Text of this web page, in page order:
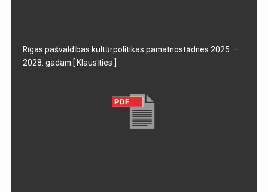
Rīgas pašvaldības kultūrpolitikas pamatnostādnes 2025. –
2028. gadam [ Klausīties ]